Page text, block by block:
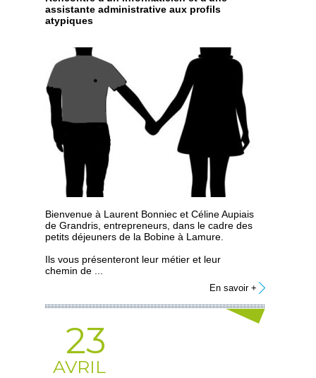
assistante administrative aux profils
atypiques
Bienvenue à Laurent Bonniec et Céline Aupiais
de Grandris, entrepreneurs, dans le cadre des
petits déjeuners de la Bobine à Lamure.
Ils vous présenteront leur métier et leur
chemin de ...
En savoir +
23
AVRIL